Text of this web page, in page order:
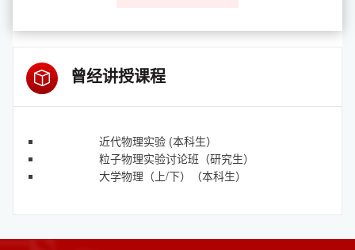
曾经讲授课程
近代物理实验 (本科生）
粒子物理实验讨论班（研究生）
大学物理（上/下）（本科生）